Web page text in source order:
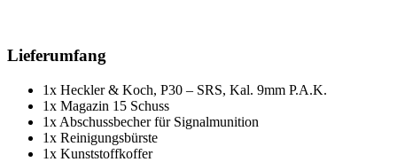
Lieferumfang
1x Heckler & Koch, P30 – SRS, Kal. 9mm P.A.K.
1x Magazin 15 Schuss
1x Abschussbecher für Signalmunition
1x Reinigungsbürste
1x Kunststoffkoffer